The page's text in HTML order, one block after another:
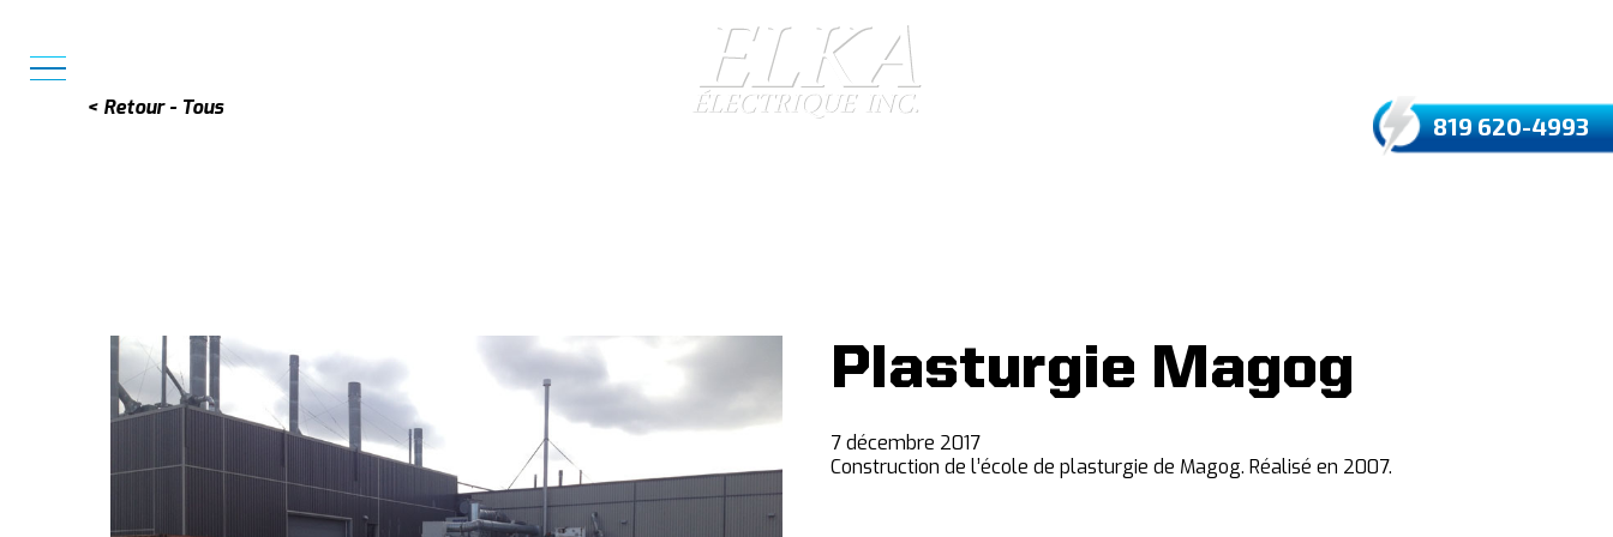
819 620-4993
< Retour - Tous
Plasturgie Magog
7 décembre 2017
Construction de l’école de plasturgie de Magog. Réalisé en 2007.